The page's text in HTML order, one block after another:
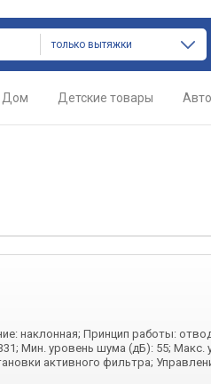
только вытяжки
Дом Детские товары Авто
наклонная; Принцип работы:
Мин. уровень шума (дБ): 55; Макс.
активного фильтра;